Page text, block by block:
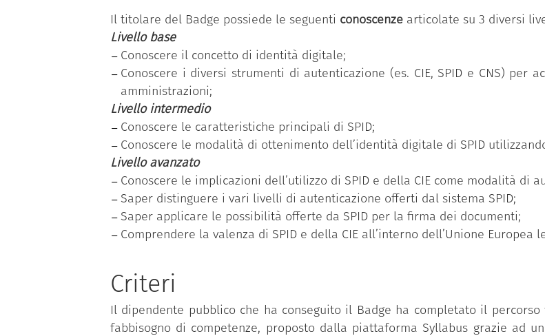
Il titolare del Badge possiede le seguenti conoscenze articolate su 3 diversi
Livello base
Conoscere il concetto di identità digitale;
Conoscere i diversi strumenti di autenticazione (es. CIE, SPID e CNS) per
amministrazioni;
Livello intermedio
Conoscere le caratteristiche principali di SPID;
Conoscere le modalità di ottenimento dell’identità digitale di SPID
Livello avanzato
Conoscere le implicazioni dell’utilizzo di SPID e della CIE come modalità di
Saper distinguere i vari livelli di autenticazione offerti dal sistema SPID;
Saper applicare le possibilità offerte da SPID per la firma dei documenti;
Comprendere la valenza di SPID e della CIE all’interno dell’Unione Europea
Criteri
Il dipendente pubblico che ha conseguito il Badge ha completato il
fabbisogno di competenze, proposto dalla piattaforma Syllabus grazie ad